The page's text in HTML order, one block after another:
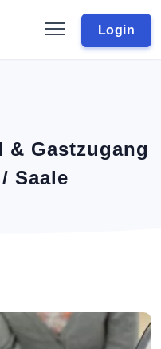
Login
& Gastzugang
Saale